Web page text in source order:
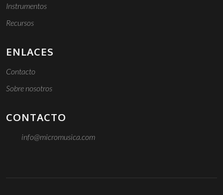
Instrumentos
Recursos
ENLACES
Contacto
Sobre nosotros
CONTACTO
info@micromusica.com